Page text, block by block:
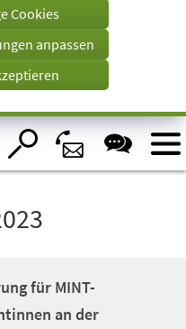
Cookies
anpassen
für MINT-
an der